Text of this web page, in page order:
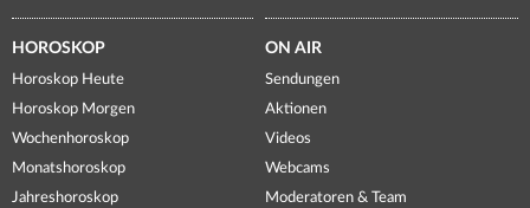
HOROSKOP
Horoskop Heute
Horoskop Morgen
Wochenhoroskop
Monatshoroskop
Jahreshoroskop
ON AIR
Sendungen
Aktionen
Videos
Webcams
Moderatoren & Team